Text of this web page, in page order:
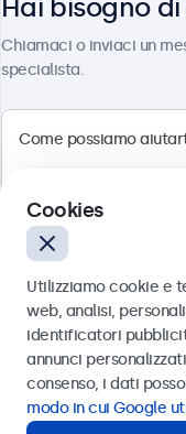
Italiano
Hai bisogno
Chiamaci o inviaci un
specialista.
Oppure
Cookies
Utilizziamo cookie e
web, analisi,
identificatori
annunci
consenso, i dati
modo in cui Google